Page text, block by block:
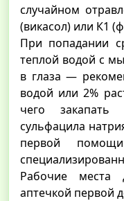
случайном
(викасол) или К1
При попадании
теплой водой с
в глаза —
водой или 2%
чего
сульфацила
первой
Рабочие места
аптечкой первой